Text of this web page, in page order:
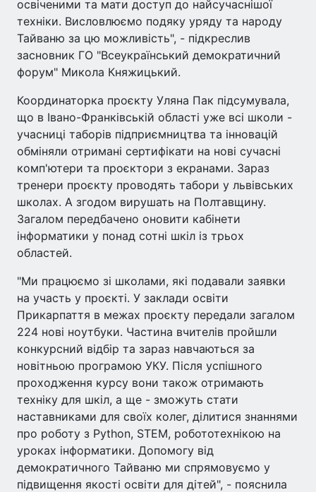
освіченими та мати доступ до найсучаснішої
техніки. Висловлюємо подяку уряду та народу
Тайваню за цю можливість", - підкреслив
засновник ГО "Всеукраїнський демократичний
форум" Микола Княжицький.
Координаторка проєкту Уляна Пак підсумувала,
що в Івано-Франківській області уже всі школи -
учасниці таборів підприємництва та інновацій
обміняли отримані сертифікати на нові сучасні
комп'ютери та проєктори з екранами. Зараз
тренери проєкту проводять табори у львівських
школах. А згодом вирушать на Полтавщину.
Загалом передбачено оновити кабінети
інформатики у понад сотні шкіл із трьох
областей.
"Ми працюємо зі школами, які подавали заявки
на участь у проєкті. У заклади освіти
Прикарпаття в межах проєкту передали загалом
224 нові ноутбуки. Частина вчителів пройшли
конкурсний відбір та зараз навчаються за
новітньою програмою УКУ. Після успішного
проходження курсу вони також отримають
техніку для шкіл, а ще - зможуть стати
наставниками для своїх колег, ділитися знаннями
про роботу з Python, STEM, робототехнікою на
уроках інформатики. Допомогу від
демократичного Тайваню ми спрямовуємо у
підвищення якості освіти для дітей", - пояснила